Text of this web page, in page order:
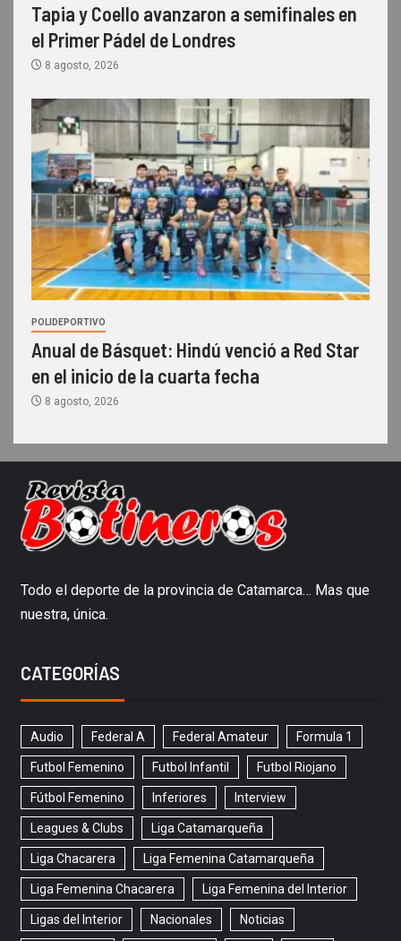
Tapia y Coello avanzaron a semifinales en
el Primer Pádel de Londres
8 agosto, 2026
POLIDEPORTIVO
Anual de Básquet: Hindú venció a Red Star
en el inicio de la cuarta fecha
8 agosto, 2026
Todo el deporte de la provincia de Catamarca… Mas que
nuestra, única.
CATEGORÍAS
Audio Federal A Federal Amateur Formula 1
Futbol Femenino Futbol Infantil Futbol Riojano
Fútbol Femenino Inferiores Interview
Leagues & Clubs Liga Catamarqueña
Liga Chacarera Liga Femenina Catamarqueña
Liga Femenina Chacarera Liga Femenina del Interior
Ligas del Interior Nacionales Noticias